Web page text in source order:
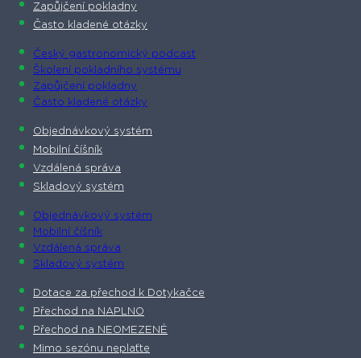
Zapůjčení pokladny
Často kladené otázky
Český gastronomický podcast​
Školení pokladního systému
Zapůjčení pokladny
Často kladené otázky
Objednávkový systém
Mobilní číšník
Vzdálená správa
Skladový systém
Objednávkový systém
Mobilní číšník
Vzdálená správa
Skladový systém
Dotace za přechod k Dotykačce
Přechod na NAPLNO
Přechod na NEOMEZENĚ
Mimo sezónu neplaťte